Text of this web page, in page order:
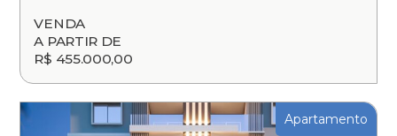
VENDA
A PARTIR DE
R$ 455.000,00
Apartamento